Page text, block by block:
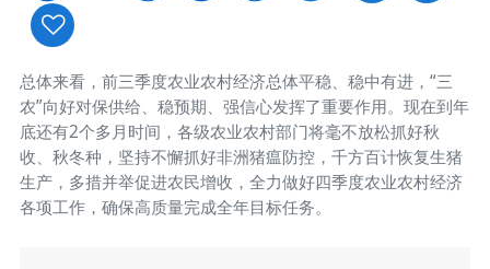
总体来看，前三季度农业农村经济总体平稳、稳中有进，“三
农”向好对保供给、稳预期、强信心发挥了重要作用。现在到年
底还有2个多月时间，各级农业农村部门将毫不放松抓好秋
收、秋冬种，坚持不懈抓好非洲猪瘟防控，千方百计恢复生猪
生产，多措并举促进农民增收，全力做好四季度农业农村经济
各项工作，确保高质量完成全年目标任务。